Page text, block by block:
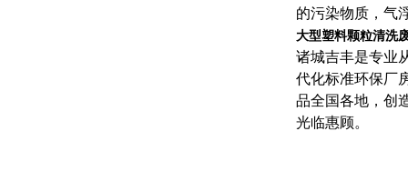
的污染物质，气
大型塑料颗粒清洗
诸城吉丰是专业
代化标准环保厂
品全国各地，创
光临惠顾。